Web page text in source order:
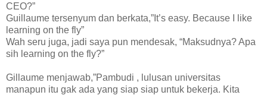
CEO?”
Guillaume tersenyum dan berkata,”It’s easy. Because I like
learning on the fly”
Wah seru juga, jadi saya pun mendesak, “Maksudnya? Apa
sih learning on the fly?”
Gillaume menjawab,”Pambudi , lulusan universitas
manapun itu gak ada yang siap siap untuk bekerja. Kita